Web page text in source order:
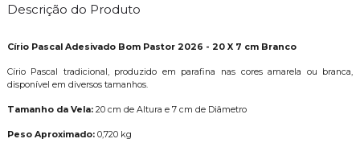
Descrição do Produto
Círio Pascal Adesivado Bom Pastor 2026 - 20 X 7 cm Branco
Círio Pascal tradicional, produzido em parafina nas cores amarela ou branca,
disponível em diversos tamanhos.
Tamanho da Vela:20 cm de Altura e 7 cm de Diâmetro
Peso Aproximado:0,720 kg